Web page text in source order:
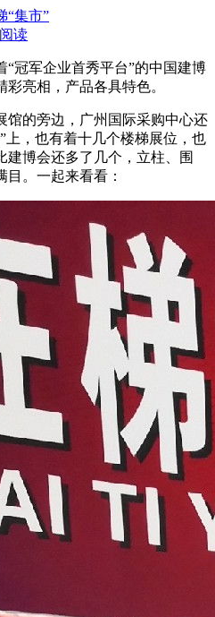
“集市”
读
“冠军企业首秀平台”的中国建博
亮相，产品各具特色。
馆的旁边，广州国际采购中心还
上，也有着十几个楼梯展位，也
建博会还多了几个，立柱、围
。 一起来看看：